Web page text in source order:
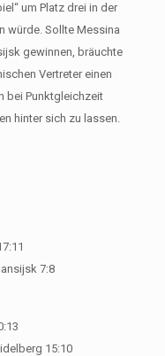
um Platz drei in der
würde. Sollte Messina
gewinnen, bräuchte
Vertreter einen
bei Punktgleichzeit
hinter sich zu lassen.
7:8
15:10